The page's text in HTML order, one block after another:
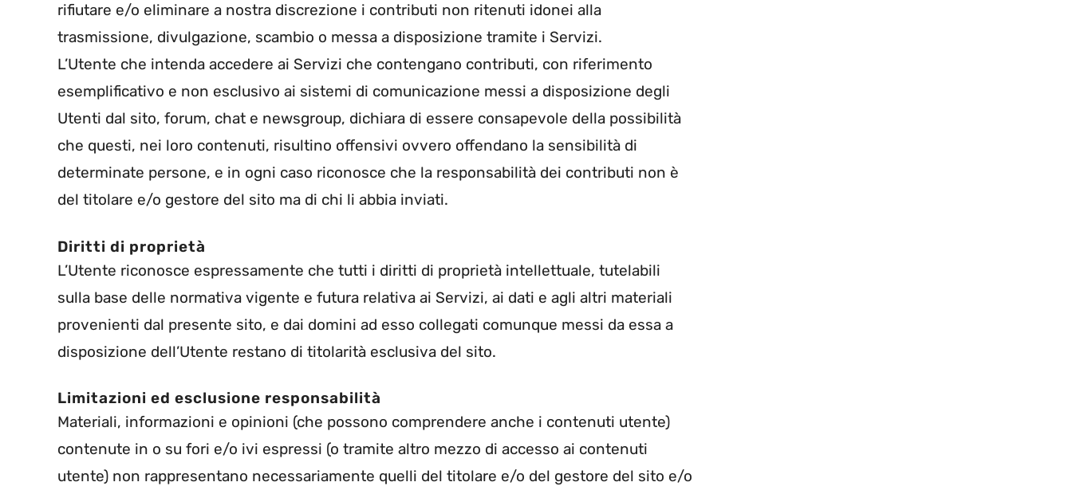
rifiutare e/o eliminare a nostra discrezione i contributi non ritenuti idonei alla
trasmissione, divulgazione, scambio o messa a disposizione tramite i Servizi.
L’Utente che intenda accedere ai Servizi che contengano contributi, con riferimento
esemplificativo e non esclusivo ai sistemi di comunicazione messi a disposizione degli
Utenti dal sito, forum, chat e newsgroup, dichiara di essere consapevole della possibilità
che questi, nei loro contenuti, risultino offensivi ovvero offendano la sensibilità di
determinate persone, e in ogni caso riconosce che la responsabilità dei contributi non è
del titolare e/o gestore del sito ma di chi li abbia inviati.
Diritti di proprietà
L’Utente riconosce espressamente che tutti i diritti di proprietà intellettuale, tutelabili
sulla base delle normativa vigente e futura relativa ai Servizi, ai dati e agli altri materiali
provenienti dal presente sito, e dai domini ad esso collegati comunque messi da essa a
disposizione dell’Utente restano di titolarità esclusiva del sito.
Limitazioni ed esclusione responsabilità
Materiali, informazioni e opinioni (che possono comprendere anche i contenuti utente)
contenute in o su fori e/o ivi espressi (o tramite altro mezzo di accesso ai contenuti
utente) non rappresentano necessariamente quelli del titolare e/o del gestore del sito e/o